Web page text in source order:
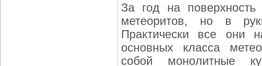
За год на
метеоритов, но в
Практически все они
основных класса
собой монолитные